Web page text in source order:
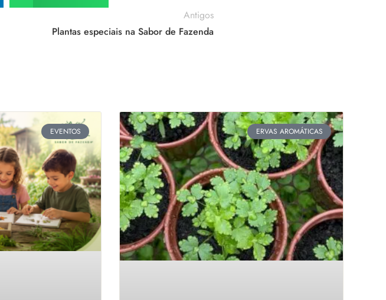
Antigos
Plantas especiais na Sabor de Fazenda
EVENTOS ERVAS AROMÁTICAS